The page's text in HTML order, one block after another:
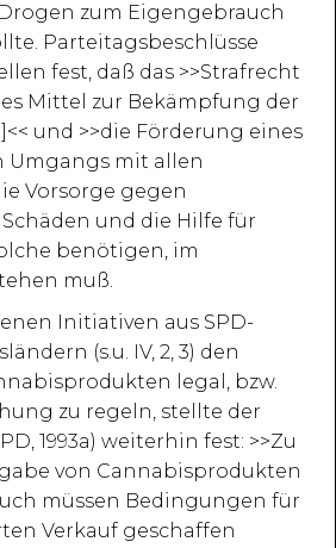
zum Eigengebrauch
Parteitagsbeschlüsse
fest, daß das >>Strafrecht
Mittel zur Bekämpfung der
und >>die Förderung eines
Umgangs mit allen
Vorsorge gegen
und die Hilfe für
benötigen, im
muß.
Initiativen aus SPD-
(s.u. IV, 2, 3) den
legal, bzw.
zu regeln, stellte der
1993a) weiterhin fest: >>Zu
von Cannabisprodukten
müssen Bedingungen für
Verkauf geschaffen